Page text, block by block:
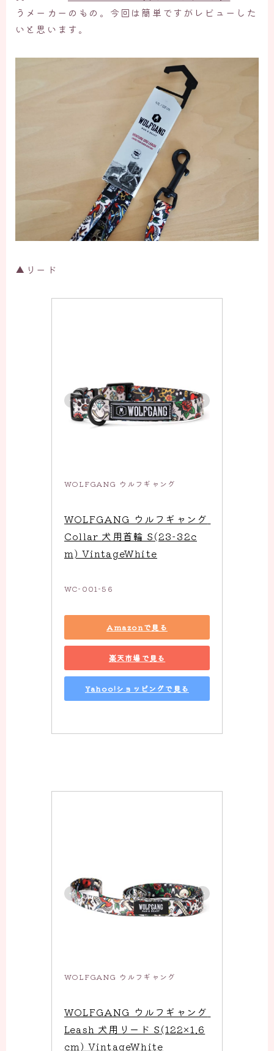
うメーカーのもの。今回は簡単ですがレビューした
いと思います。
▲リード
WOLFGANG ウルフギャング
WOLFGANG ウルフギャング
Collar 犬用首輪 S(23-32c
m) VintageWhite
WC-001-56
Amazonで見る
楽天市場で見る
Yahoo!ショッピングで見る
WOLFGANG ウルフギャング
WOLFGANG ウルフギャング
Leash 犬用リード S(122×1.6
cm) VintageWhite